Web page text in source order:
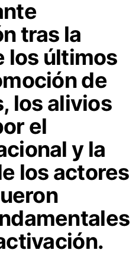
tras la
los últimos
de
los alivios
el
y la
los actores